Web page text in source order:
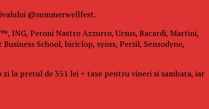
@summerwellfest.
ING, Peroni Nastro Azzurro, Ursus, Bacardi, Martini,
School, biciclop, syoss, Persil, Sensodyne,
la pretul de 351 lei + taxe pentru vineri si sambata, iar